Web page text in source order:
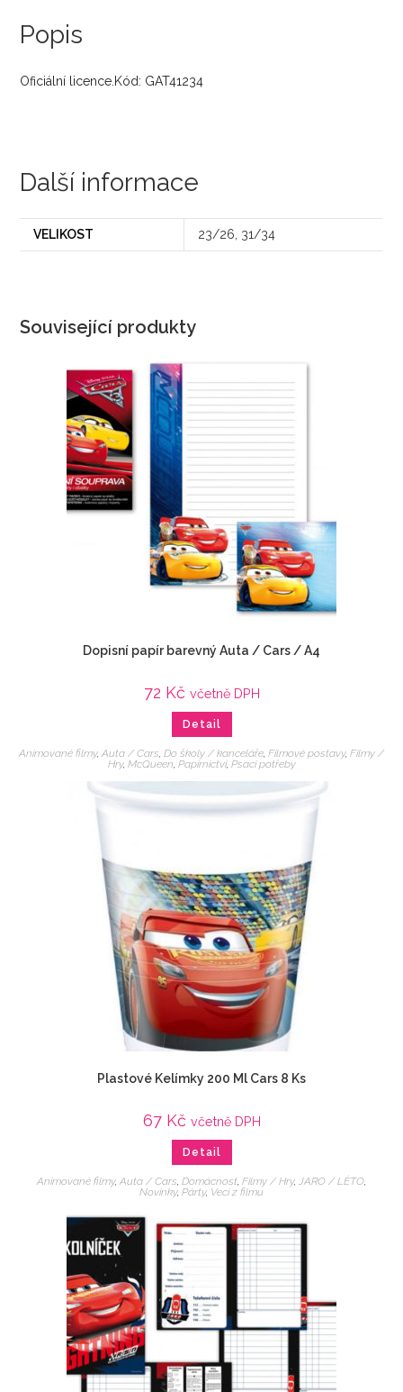
Popis
Oficiální licence.Kód: GAT41234
Další informace
VELIKOST 23/26, 31/34
Související produkty
Dopisní papír barevný Auta / Cars / A4
72 Kč včetně DPH
Detail
Animované filmy, Auta / Cars, Do školy / kanceláře, Filmové postavy, Filmy /
Hry, McQueen, Papírnictví, Psací potřeby
Plastové Kelímky 200 Ml Cars 8 Ks
67 Kč včetně DPH
Detail
Animované filmy, Auta / Cars Domácnost Filmy / Hry, JARO / LÉTO
Novinky, Párty, Veci z filmu